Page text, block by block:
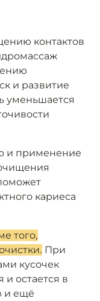
контактов
и развитие
уменьшается
и применение
кариеса
того,
При
кусочек
и остается в
и ещё